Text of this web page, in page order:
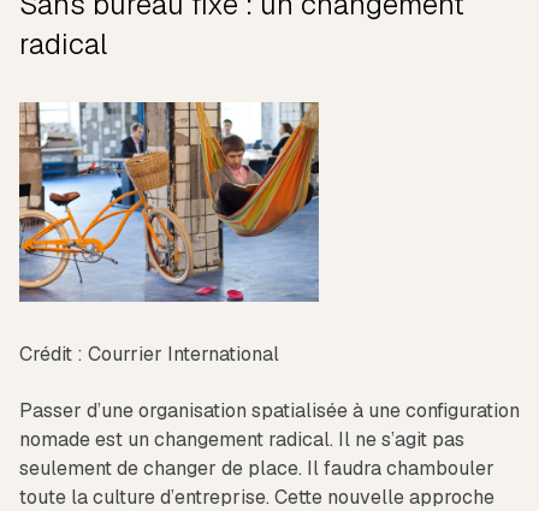
radical
Crédit : Courrier International
Passer d’une organisation spatialisée à une configuration
nomade est un changement radical. Il ne s’agit pas
seulement de changer de place. Il faudra chambouler
toute la culture d’entreprise. Cette nouvelle approche